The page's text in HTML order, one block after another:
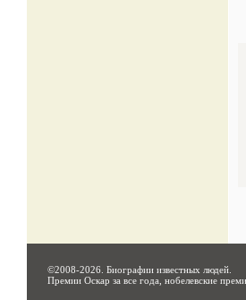
©2008-2026. Биографии известных людей
Премии Оскар за все года, нобелевские